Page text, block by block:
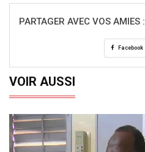
PARTAGER AVEC VOS AMIES :
Facebook
VOIR AUSSI